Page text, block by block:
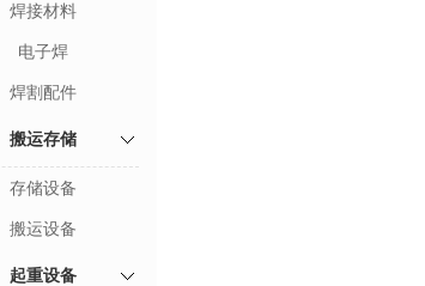
焊接材料
电子焊
焊割配件
搬运存储
存储设备
搬运设备
起重设备